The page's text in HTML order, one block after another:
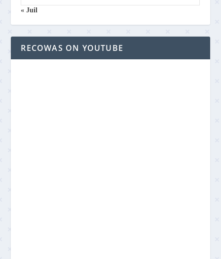
« Juil
RECOWAS ON YOUTUBE